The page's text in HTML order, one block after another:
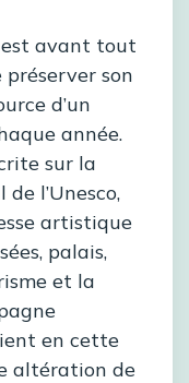
avant tout
son
d’un
année.
sur la
l’Unesco,
artistique
palais,
et la
en cette
altération de